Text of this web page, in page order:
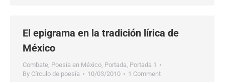
El epigrama en la tradición lírica de
México
Combate, Poesía en México, Portada, Portada 1
By Círculo de poesía 10/03/2010 1 Comment